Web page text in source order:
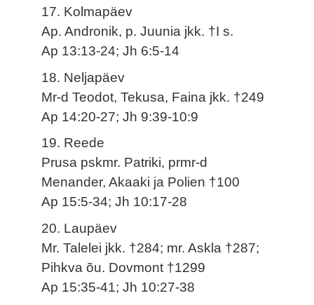
17. Kolmapäev
Ap. Andronik, p. Juunia jkk. †I s.
Ap 13:13-24; Jh 6:5-14
18. Neljapäev
Mr-d Teodot, Tekusa, Faina jkk. †249
Ap 14:20-27; Jh 9:39-10:9
19. Reede
Prusa pskmr. Patriki, prmr-d
Menander, Akaaki ja Polien †100
Ap 15:5-34; Jh 10:17-28
20. Laupäev
Mr. Talelei jkk. †284; mr. Askla †287;
Pihkva õu. Dovmont †1299
Ap 15:35-41; Jh 10:27-38